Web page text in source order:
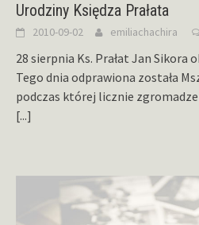
Urodziny Księdza Prałata
2010-09-02 emiliachachira
28 sierpnia Ks. Prałat Jan Sikora
Tego dnia odprawiona została
podczas której licznie
[...]